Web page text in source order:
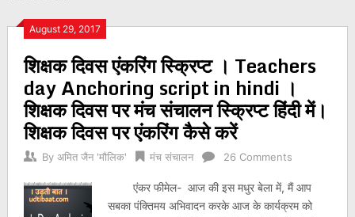
August 29, 2017
शिक्षक दिवस एंकरिंग स्क्रिप्ट । Teachers
day Anchoring script in hindi ।
शिक्षक दिवस पर मंच संचालन स्क्रिप्ट हिंदी में।
शिक्षक दिवस पर एंकरिंग कैसे करें
By अमित जैन 'मौलिक' मंच संचालन 26 Comments
एंकर फीमेल- आज की इस मधुर बेला में, मैं आप
सबका पंक्तिमय अभिवादन करके आज के कार्यक्रम को
Posts
navigation